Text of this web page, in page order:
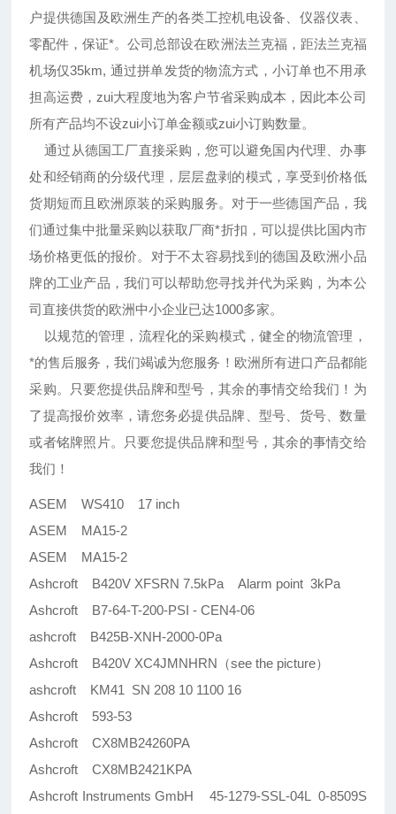
户提供德国及欧洲生产的各类工控机电设备、仪器仪表、
零配件，保证*。公司总部设在欧洲法兰克福，距法兰克福
机场仅35km, 通过拼单发货的物流方式，小订单也不用承
担高运费，zui大程度地为客户节省采购成本，因此本公司
所有产品均不设zui小订单金额或zui小订购数量。
通过从德国工厂直接采购，您可以避免国内代理、办事
处和经销商的分级代理，层层盘剥的模式，享受到价格低
货期短而且欧洲原装的采购服务。对于一些德国产品，我
们通过集中批量采购以获取厂商*折扣，可以提供比国内市
场价格更低的报价。对于不太容易找到的德国及欧洲小品
牌的工业产品，我们可以帮助您寻找并代为采购，为本公
司直接供货的欧洲中小企业已达1000多家。
以规范的管理，流程化的采购模式，健全的物流管理，
*的售后服务，我们竭诚为您服务！欧洲所有进口产品都能
采购。只要您提供品牌和型号，其余的事情交给我们！为
了提高报价效率，请您务必提供品牌、型号、货号、数量
或者铭牌照片。只要您提供品牌和型号，其余的事情交给
我们！
ASEM WS410 17 inch
ASEM MA15-2
ASEM MA15-2
Ashcroft B420V XFSRN 7.5kPa Alarm point 3kPa
Ashcroft B7-64-T-200-PSI - CEN4-06
ashcroft B425B-XNH-2000-0Pa
Ashcroft B420V XC4JMNHRN（see the picture）
ashcroft KM41 SN 208 10 1100 16
Ashcroft 593-53
Ashcroft CX8MB24260PA
Ashcroft CX8MB2421KPA
Ashcroft Instruments GmbH 45-1279-SSL-04L 0-8509S